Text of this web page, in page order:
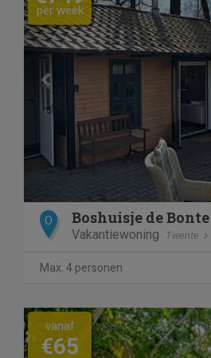
per week
O Boshuisje de
Vakantiewoning Twente
Max. 4 personen
vanaf
€65